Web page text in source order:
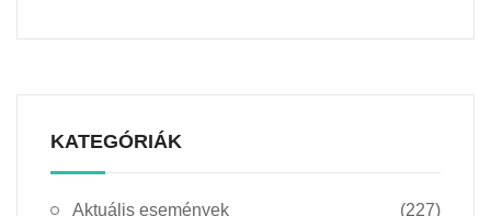
KATEGÓRIÁK
Aktuális események (227)